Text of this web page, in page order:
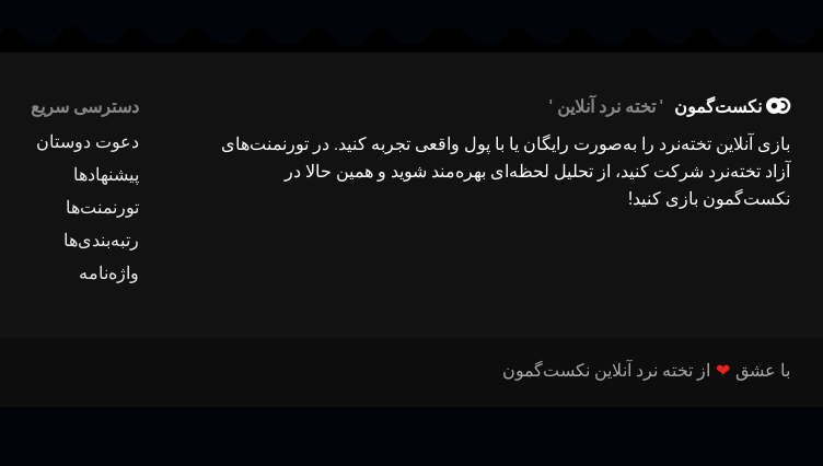
نکست‌گمون
تخته نرد آنلاین
بازی آنلاین تخته‌نرد را به‌صورت رایگان یا با پول واقعی تجربه کنید. در تورنمنت‌های
آزاد تخته‌نرد شرکت کنید، از تحلیل لحظه‌ای بهره‌مند شوید و همین حالا در
نکست‌گمون بازی کنید!
دسترسی سریع
دعوت دوستان
پیشنهادها
تورنمنت‌ها
رتبه‌بندی‌ها
واژه‌نامه
با عشق ❤ از تخته نرد آنلاین نکست‌گمون